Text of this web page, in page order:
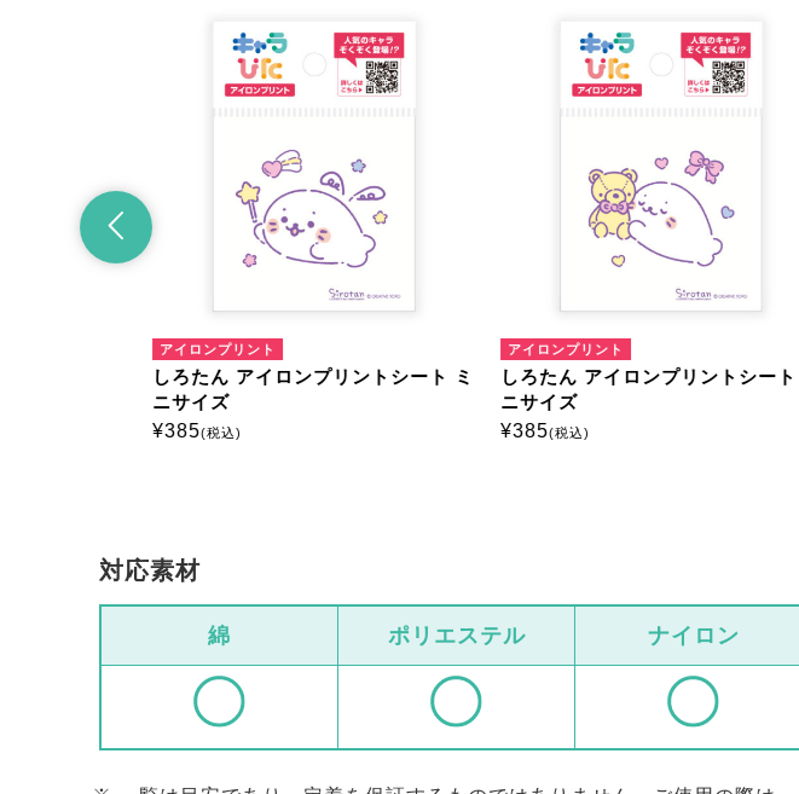
アイロンプリント
しろたん アイロンプリントシート ミ
ニサイズ
385(税込)
アイロンプリント
しろたん アイロンプリントシート ミ
ニサイズ
385(税込)
対応素材
綿 ポリエステル ナイロン